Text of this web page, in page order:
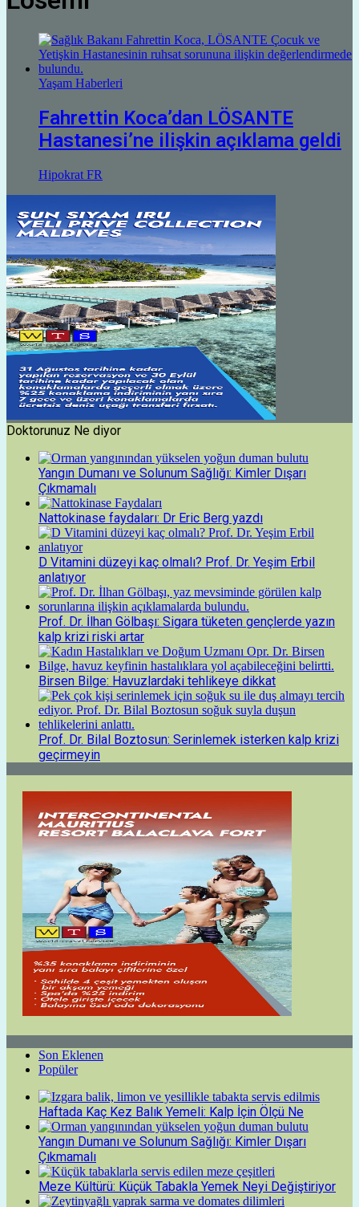
Yaşam Haberleri
Fahrettin Koca’dan LÖSANTE
Hastanesi’ne ilişkin açıklama geldi
Hipokrat FR
Doktorunuz Ne diyor
Yangın Dumanı ve Solunum Sağlığı: Kimler Dışarı
Çıkmamalı
Nattokinase faydaları: Dr Eric Berg yazdı
D Vitamini düzeyi kaç olmalı? Prof. Dr. Yeşim Erbil
anlatıyor
Prof. Dr. İlhan Gölbaşı: Sigara tüketen gençlerde yazın
kalp krizi riski artar
Birsen Bilge: Havuzlardaki tehlikeye dikkat
Prof. Dr. Bilal Boztosun: Serinlemek isterken kalp krizi
geçirmeyin
Son Eklenen
Popüler
Haftada Kaç Kez Balık Yemeli: Kalp İçin Ölçü Ne
Yangın Dumanı ve Solunum Sağlığı: Kimler Dışarı
Çıkmamalı
Meze Kültürü: Küçük Tabakla Yemek Neyi Değiştiriyor